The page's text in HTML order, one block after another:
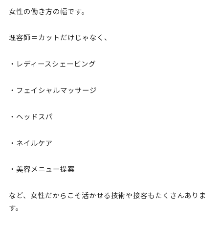
女性の働き方の幅です。
理容師＝カットだけじゃなく、
・レディースシェービング
・フェイシャルマッサージ
・ヘッドスパ
・ネイルケア
・美容メニュー提案
など、女性だからこそ活かせる技術や接客もたくさんありま
す。